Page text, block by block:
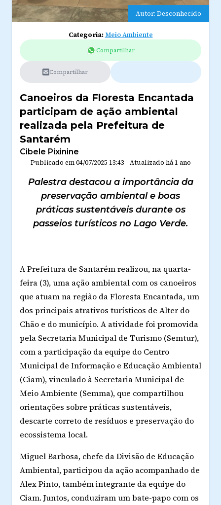
Autor: Desconhecido
Categoria:Meio Ambiente
Compartilhar
Compartilhar
Canoeiros da Floresta Encantada
participam de ação ambiental
realizada pela Prefeitura de
Santarém
Cibele Pixinine
Publicado em04/07/2025 13:43 - Atualizado há 1 ano
Palestra destacou a importância da
preservação ambiental e boas
práticas sustentáveis durante os
passeios turísticos no Lago Verde.
A Prefeitura de Santarém realizou, na quarta-
feira (3), uma ação ambiental com os canoeiros
que atuam na região da Floresta Encantada, um
dos principais atrativos turísticos de Alter do
Chão e do município. A atividade foi promovida
pela Secretaria Municipal de Turismo (Semtur),
com a participação da equipe do Centro
Municipal de Informação e Educação Ambiental
(Ciam), vinculado à Secretaria Municipal de
Meio Ambiente (Semma), que compartilhou
orientações sobre práticas sustentáveis,
descarte correto de resíduos e preservação do
ecossistema local.
Miguel Barbosa, chefe da Divisão de Educação
Ambiental, participou da ação acompanhado de
Alex Pinto, também integrante da equipe do
Ciam. Juntos, conduziram um bate-papo com os